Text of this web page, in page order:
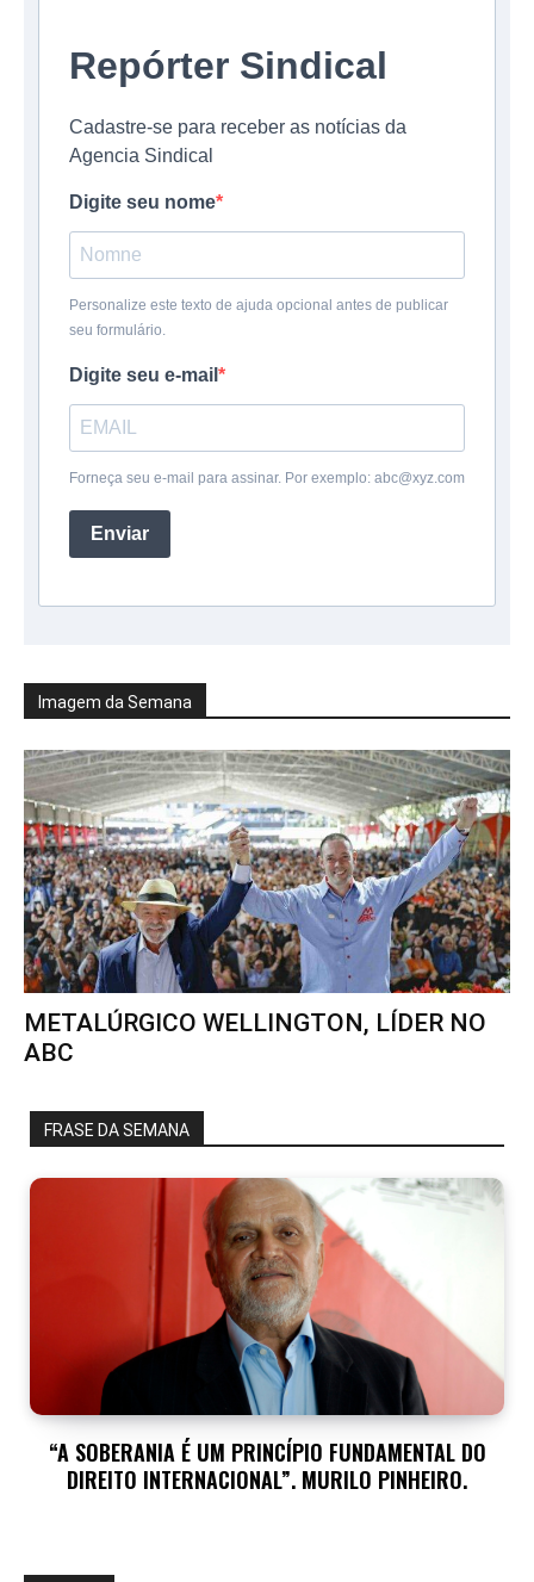
Repórter Sindical
Cadastre-se para receber as notícias da
Agencia Sindical
Digite seu nome
Personalize este texto de ajuda opcional antes de publicar
seu formulário.
Digite seu e-mail
Forneça seu e-mail para assinar. Por exemplo: abc@xyz.com
Enviar
Imagem da Semana
METALÚRGICO WELLINGTON, LÍDER NO
ABC
FRASE DA SEMANA
“A SOBERANIA É UM PRINCÍPIO FUNDAMENTAL DO
DIREITO INTERNACIONAL”. MURILO PINHEIRO.